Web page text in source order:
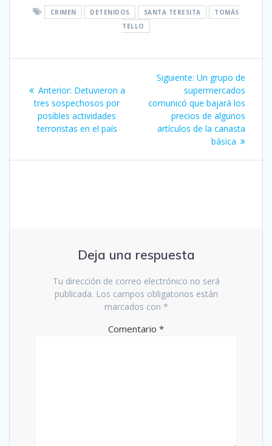
CRIMEN DETENIDOS SANTA TERESITA
TOMÁS
TELLO
de
entradas
Anterior: Entrada
anterior:
Detuvieron a
tres sospechosos por
posibles actividades
terroristas en el país
Siguiente: Siguiente
entrada:
Un grupo de
supermercados
comunicó que bajará los
precios de algunos
artículos de la canasta
básica
Deja una respuesta
Tu dirección de correo electrónico no será
publicada. Los campos obligatorios están
marcados con *
Comentario *